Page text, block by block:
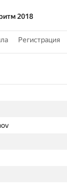
2018
Регистрация